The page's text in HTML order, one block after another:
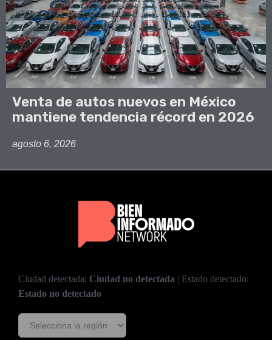
Venta de autos nuevos en México
mantiene tendencia récord en 2026
agosto 6, 2026
Ciudad detectada: Ciudad no detectada | Estado detectado:
Estado no detectado